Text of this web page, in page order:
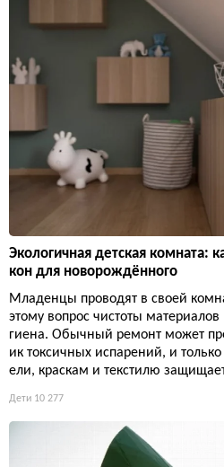
Экологичная детская комната:
кон для новорождённого
Младенцы проводят в своей
этому вопрос чистоты
гиена. Обычный ремонт может
ик токсичных испарений, и
ели, краскам и текстилю
Дети 10 277